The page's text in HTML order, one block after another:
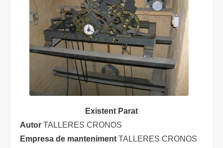
Existent Parat
Autor TALLERES CRONOS
Empresa de manteniment TALLERES CRONOS